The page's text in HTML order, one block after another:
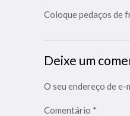
Coloque pedaços de
Deixe um
O seu endereço de
Comentário *